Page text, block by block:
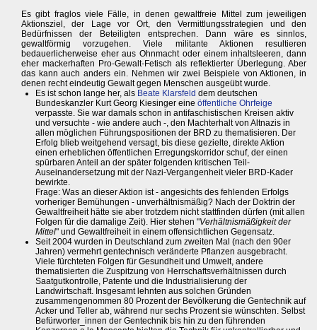
Es gibt fraglos viele Fälle, in denen gewaltfreie Mittel zum jeweiligen
Aktionsziel, der Lage vor Ort, den Vermittlungsstrategien und den
Bedürfnissen der Beteiligten entsprechen. Dann wäre es sinnlos,
gewaltförmig vorzugehen. Viele militante Aktionen resultieren
bedauerlicherweise eher aus Ohnmacht oder einem inhaltsleeren, dann
eher mackerhaften Pro-Gewalt-Fetisch als reflektierter Überlegung. Aber
das kann auch anders ein. Nehmen wir zwei Beispiele von Aktionen, in
denen recht eindeutig Gewalt gegen Menschen ausgeübt wurde.
Es ist schon lange her, als Beate Klarsfeld dem deutschen
Bundeskanzler Kurt Georg Kiesinger eine öffentliche Ohrfeige
verpasste. Sie war damals schon in antifaschistischen Kreisen aktiv
und versuchte - wie andere auch -, den Machterhalt von Altnazis in
allen möglichen Führungspositionen der BRD zu thematisieren. Der
Erfolg blieb weitgehend versagt, bis diese gezielte, direkte Aktion
einen erheblichen öffentlichen Erregungskorridor schuf, der einen
spürbaren Anteil an der später folgenden kritischen Teil-
Auseinandersetzung mit der Nazi-Vergangenheit vieler BRD-Kader
bewirkte.
Frage: Was an dieser Aktion ist - angesichts des fehlenden Erfolgs
vorheriger Bemühungen - unverhältnismäßig? Nach der Doktrin der
Gewaltfreiheit hätte sie aber trotzdem nicht stattfinden dürfen (mit allen
Folgen für die damalige Zeit). Hier stehen "Verhältnismäßigkeit der
Mittel" und Gewaltfreiheit in einem offensichtlichen Gegensatz.
Seit 2004 wurden in Deutschland zum zweiten Mal (nach den 90er
Jahren) vermehrt gentechnisch veränderte Pflanzen ausgebracht.
Viele fürchteten Folgen für Gesundheit und Umwelt, andere
thematisierten die Zuspitzung von Herrschaftsverhältnissen durch
Saatgutkontrolle, Patente und die Industrialisierung der
Landwirtschaft. Insgesamt lehnten aus solchen Gründen
zusammengenommen 80 Prozent der Bevölkerung die Gentechnik auf
Acker und Teller ab, während nur sechs Prozent sie wünschten. Selbst
Befürworter_innen der Gentechnik bis hin zu den führenden